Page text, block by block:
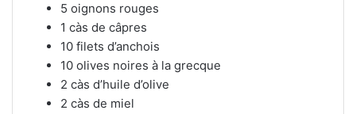
5 oignons rouges
1 càs de câpres
10 filets d’anchois
10 olives noires à la grecque
2 càs d’huile d’olive
2 càs de miel